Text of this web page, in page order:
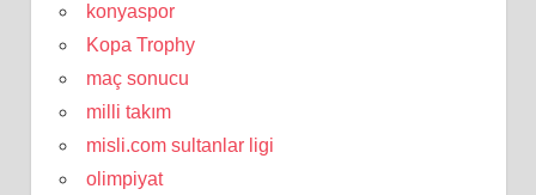
konyaspor
Kopa Trophy
maç sonucu
milli takım
misli.com sultanlar ligi
olimpiyat